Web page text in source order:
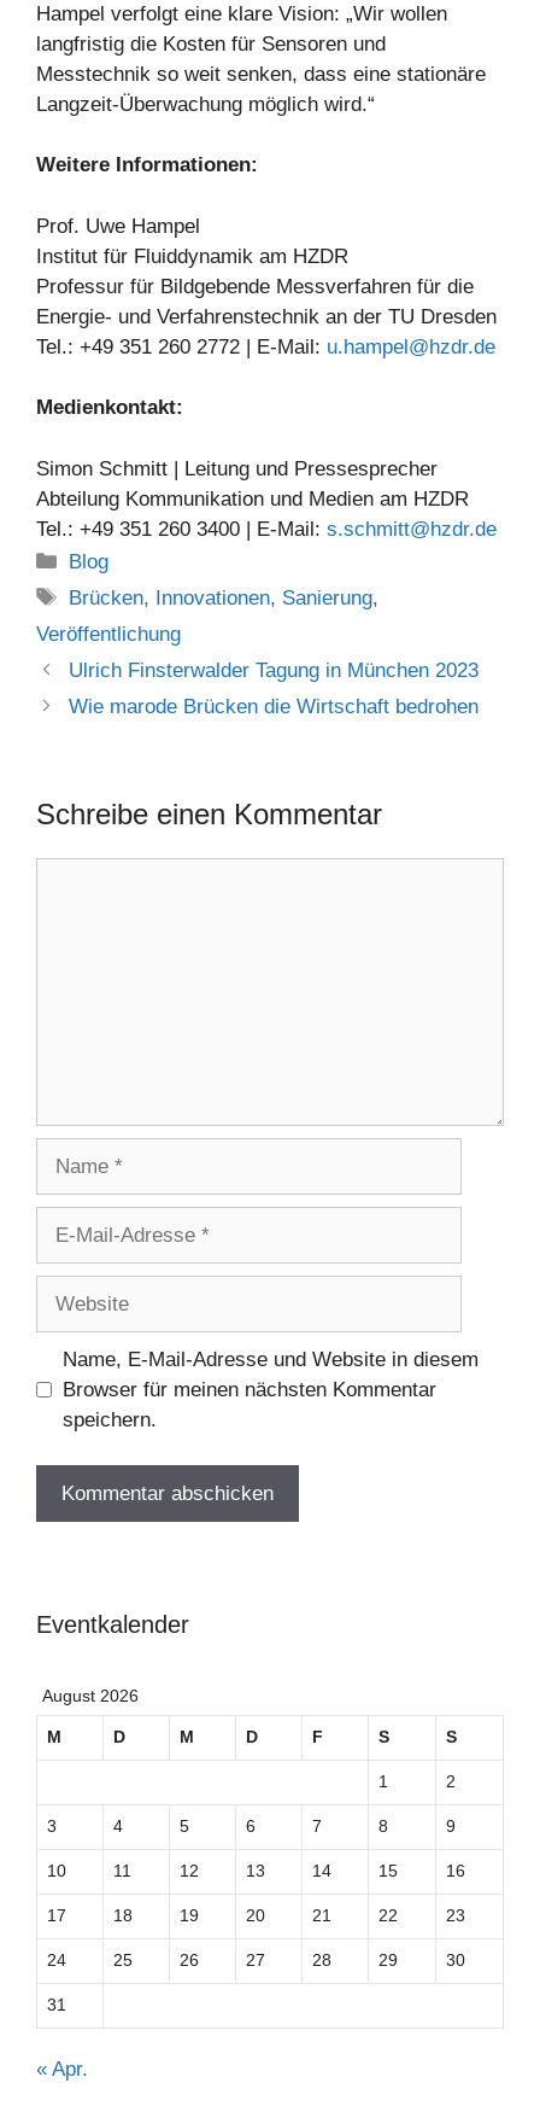
Hampel verfolgt eine klare Vision: „Wir wollen
langfristig die Kosten für Sensoren und
Messtechnik so weit senken, dass eine stationäre
Langzeit-Überwachung möglich wird.“
Weitere Informationen:
Prof. Uwe Hampel
Institut für Fluiddynamik am HZDR
Professur für Bildgebende Messverfahren für die
Energie- und Verfahrenstechnik an der TU Dresden
Tel.: +49 351 260 2772 | E-Mail: u.hampel@hzdr.de
Medienkontakt:
Simon Schmitt | Leitung und Pressesprecher
Abteilung Kommunikation und Medien am HZDR
Tel.: +49 351 260 3400 | E-Mail: s.schmitt@hzdr.de
Kategorien
Blog
Schlagwörter
Brücken, Innovationen, Sanierung,
Veröffentlichung
Ulrich Finsterwalder Tagung in München 2023
Wie marode Brücken die Wirtschaft bedrohen
Schreibe einen Kommentar
Adresse
Name, E-Mail-Adresse und Website in diesem
Browser für meinen nächsten Kommentar
speichern.
Eventkalender
August 2026
M D M D F S S
1 2
3 4 5 6 7 8 9
10 11 12 13 14 15 16
17 18 19 20 21 22 23
24 25 26 27 28 29 30
31
« Apr.